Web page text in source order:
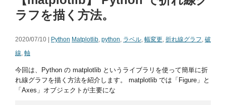
ラフを描く方法。
2020/07/10 | Python Matplotlib, python, ラベル, 幅変更, 折れ線グラフ, 破
線, 軸
今回は、Python の matplotlib というライブラリを使って簡単に折
れ線グラフを描く方法を紹介します。 matplotlib では「Figure」と
「Axes」オブジェクトが主要にな